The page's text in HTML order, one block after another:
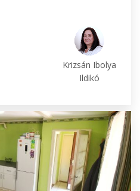
Krizsán Ibolya
Ildikó